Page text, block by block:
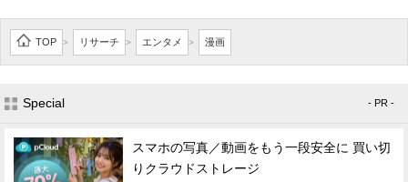
TOP > リサーチ > エンタメ > 漫画
Special - PR -
スマホの写真／動画をもう一段安全に 買い切
りクラウドストレージ